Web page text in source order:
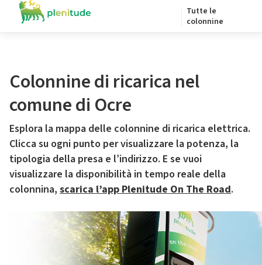
Tutte le
colonnine
Colonnine di ricarica nel
comune di Ocre
Esplora la mappa delle colonnine di ricarica elettrica.
Clicca su ogni punto per visualizzare la potenza, la
tipologia della presa e l’indirizzo. E se vuoi
visualizzare la disponibilità in tempo reale della
colonnina, scarica l’app Plenitude On The Road.